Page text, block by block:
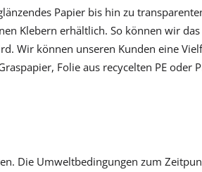
Papier bis hin zu
Klebern erhältlich. So können wir
Wir können unseren Kunden eine
Folie aus recycelten PE oder
Die Umweltbedingungen zum